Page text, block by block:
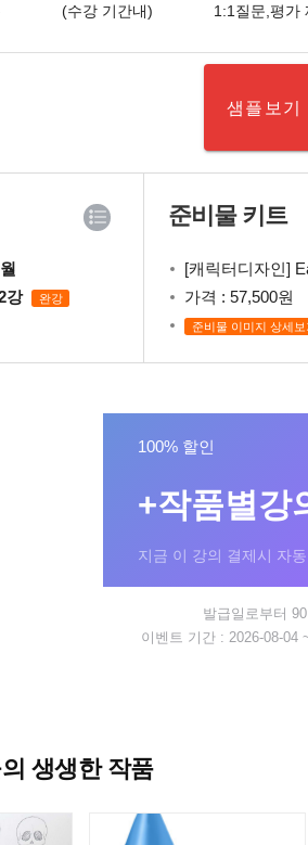
(수강 기간내)
1:1질문,평가
샘플보기
강 완강
준비물 키트
[캐릭터디자인] Easy
가격 : 57,500원
준비물 이미지 상세보
100% 할인
+작품별강
지금 이 강의 결제시 자
발급일로부터
이벤트 기간 : 2026-08-04
생생한 작품